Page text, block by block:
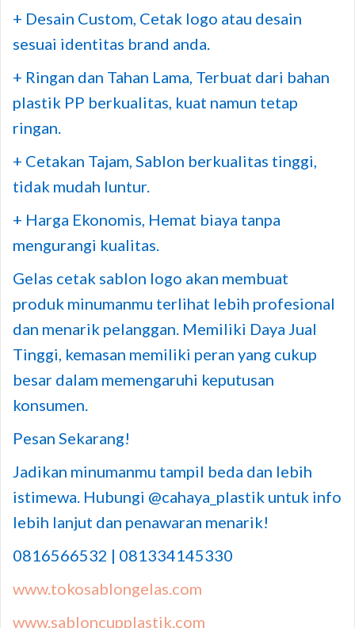
+ Desain Custom, Cetak logo atau desain
sesuai identitas brand anda.
+ Ringan dan Tahan Lama, Terbuat dari bahan
plastik PP berkualitas, kuat namun tetap
ringan.
+ Cetakan Tajam, Sablon berkualitas tinggi,
tidak mudah luntur.
+ Harga Ekonomis, Hemat biaya tanpa
mengurangi kualitas.
Gelas cetak sablon logo akan membuat
produk minumanmu terlihat lebih profesional
dan menarik pelanggan. Memiliki Daya Jual
Tinggi, kemasan memiliki peran yang cukup
besar dalam memengaruhi keputusan
konsumen.
Pesan Sekarang!
Jadikan minumanmu tampil beda dan lebih
istimewa. Hubungi @cahaya_plastik untuk info
lebih lanjut dan penawaran menarik!
0816566532 | 081334145330
www.tokosablongelas.com
www.sabloncupplastik.com